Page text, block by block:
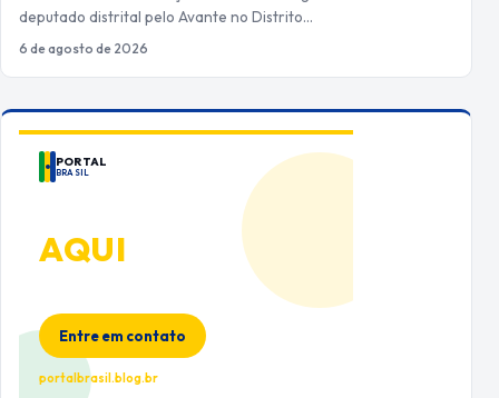
deputado distrital pelo Avante no Distrito…
6 de agosto de 2026
PORTAL
BRASIL
AQUI
Entre em contato
portalbrasil.blog.br